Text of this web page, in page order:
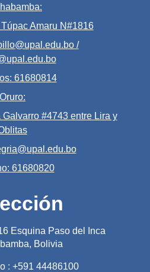
Amaru N#1816
/
61680814
Oruro:
#4743 entre Lira y
61680820
Esquina Paso del Inca
Bolivia
: +591 44486100